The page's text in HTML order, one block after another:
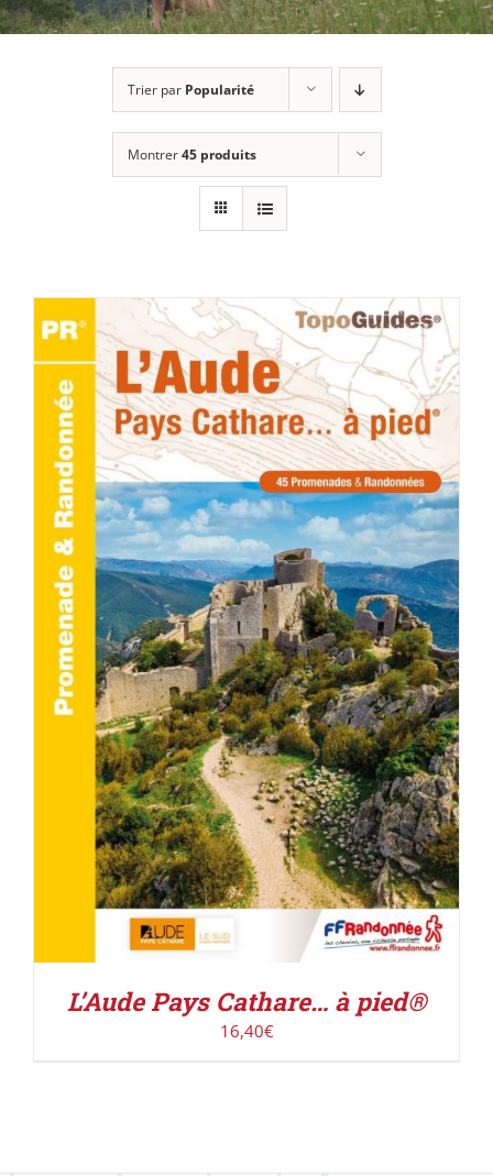
Trier par Popularité
Montrer45 produits
AJOUTER AU PANIER / DÉTAILS
L’Aude Pays Cathare… à pied®
16,40€